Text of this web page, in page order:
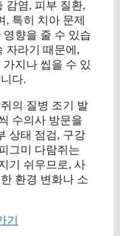
감염, 피부 질환,
, 특히 치아 문제
향을 줄 수 있습
자라기 때문에,
지나 씹을 수 있
다.
의 질병 조기 발
수의사 방문을
상태 점검, 구강
그미 다람쥐는
기 쉬우므로, 사
환경 변화나 소
기